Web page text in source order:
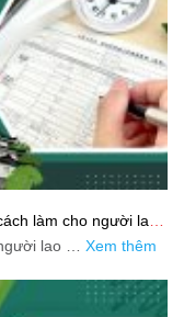
làm cho người lao
lao … Xem thêm